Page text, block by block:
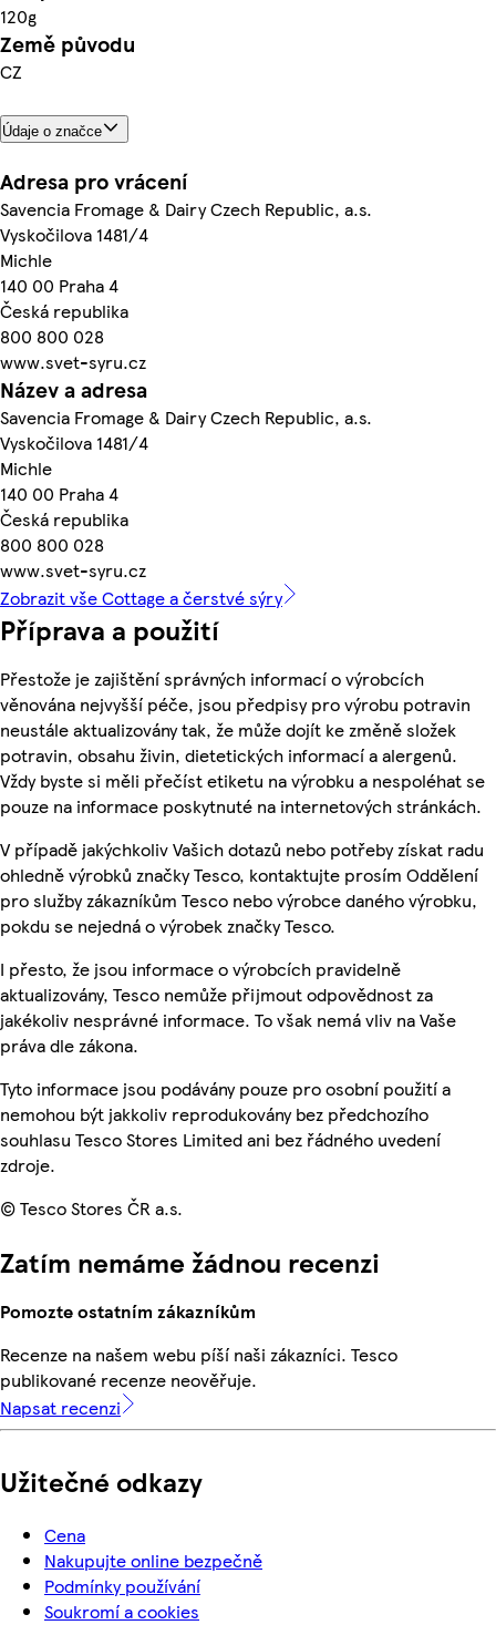
120g
Země původu
CZ
Údaje o značce
Adresa pro vrácení
Savencia Fromage & Dairy Czech Republic, a.s.
Vyskočilova 1481/4
Michle
140 00 Praha 4
Česká republika
800 800 028
www.svet-syru.cz
Název a adresa
Savencia Fromage & Dairy Czech Republic, a.s.
Vyskočilova 1481/4
Michle
140 00 Praha 4
Česká republika
800 800 028
www.svet-syru.cz
Zobrazit vše Cottage a čerstvé sýry
Příprava a použití
Přestože je zajištění správných informací o výrobcích
věnována nejvyšší péče, jsou předpisy pro výrobu potravin
neustále aktualizovány tak, že může dojít ke změně složek
potravin, obsahu živin, dietetických informací a alergenů.
Vždy byste si měli přečíst etiketu na výrobku a nespoléhat se
pouze na informace poskytnuté na internetových stránkách.
V případě jakýchkoliv Vašich dotazů nebo potřeby získat radu
ohledně výrobků značky Tesco, kontaktujte prosím Oddělení
pro služby zákazníkům Tesco nebo výrobce daného výrobku,
pokdu se nejedná o výrobek značky Tesco.
I přesto, že jsou informace o výrobcích pravidelně
aktualizovány, Tesco nemůže přijmout odpovědnost za
jakékoliv nesprávné informace. To však nemá vliv na Vaše
práva dle zákona.
Tyto informace jsou podávány pouze pro osobní použití a
nemohou být jakkoliv reprodukovány bez předchozího
souhlasu Tesco Stores Limited ani bez řádného uvedení
zdroje.
© Tesco Stores ČR a.s.
Zatím nemáme žádnou recenzi
Pomozte ostatním zákazníkům
Recenze na našem webu píší naši zákazníci. Tesco
publikované recenze neověřuje.
Napsat recenzi
Užitečné odkazy
Cena
Nakupujte online bezpečně
Podmínky používání
Soukromí a cookies